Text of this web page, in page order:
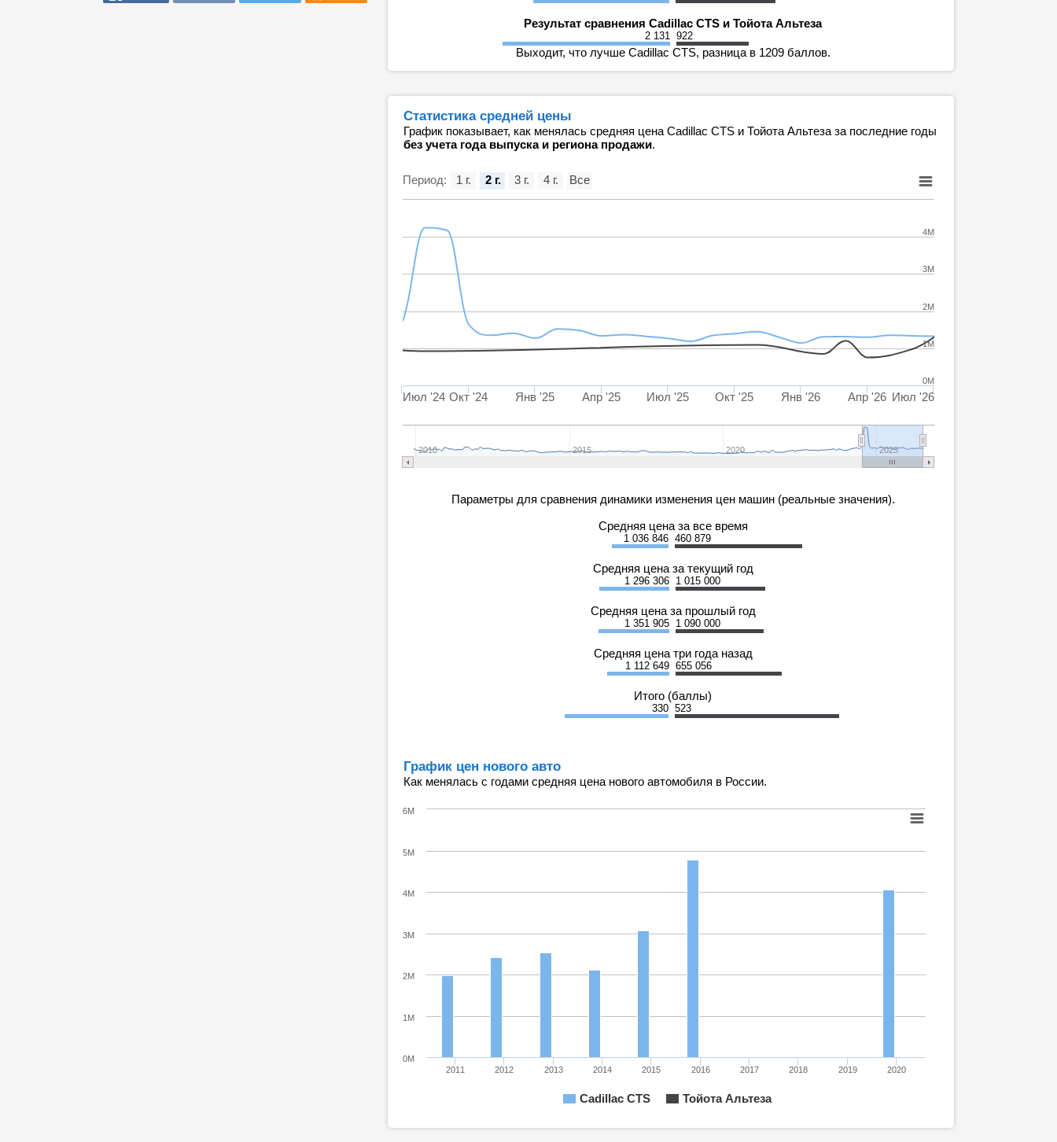
Результат сравнения Cadillac CTS и Тойота Альтеза
2 131 922
Выходит, что лучше Cadillac CTS, разница в 1209 баллов.
Статистика средней цены
График показывает, как менялась средняя цена Cadillac CTS и Тойота Альтеза за последние годы
без учета года выпуска и региона продажи.
Период:
Июл '24 Окт '24 Янв '25 Апр '25 Июл '25 Окт '25 Янв '26 Апр '26 Июл '26
2010 2015 2020 2025
1M
2M
3M
4M
0M
1 г. 2 г. 3 г. 4 г. Все
Параметры для сравнения динамики изменения цен машин (реальные значения).
Средняя цена за все время
1 036 846 460 879
Средняя цена за текущий год
1 296 306 1 015 000
Средняя цена за прошлый год
1 351 905 1 090 000
Средняя цена три года назад
1 112 649 655 056
Итого (баллы)
330 523
График цен нового авто
Как менялась с годами средняя цена нового автомобиля в России.
Cadillac CTS Тойота Альтеза
2011 2012 2013 2014 2015 2016 2017 2018 2019 2020
0M
1M
2M
3M
4M
5M
6M